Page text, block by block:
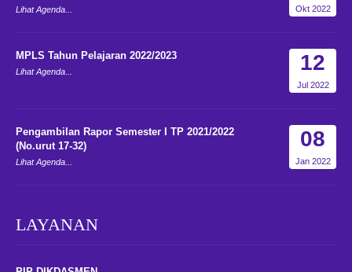
Okt 2022
Lihat Agenda...
12
Jul 2022
MPLS Tahun Pelajaran 2022/2023
Lihat Agenda...
08
Jan 2022
Pengambilan Rapor Semester I TP 2021/2022
(No.urut 17-32)
Lihat Agenda...
LAYANAN